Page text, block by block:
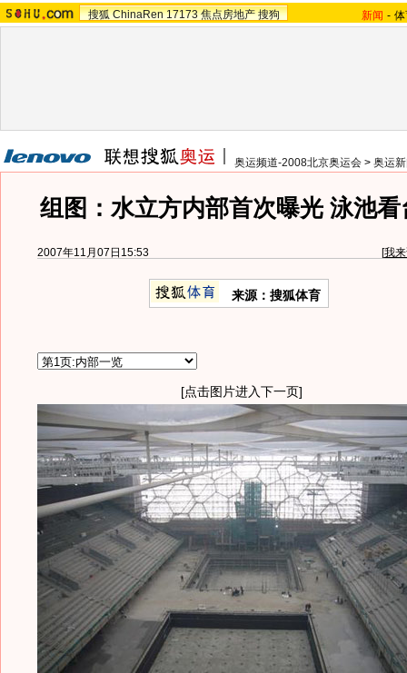
搜狐 ChinaRen 17173 焦点房地产 搜狗 新闻 -
奥运频道-2008北京奥运会 > 奥运
组图：水立方内部首次曝光 泳池
2007年11月07日15:53 [我
来源：搜狐体育
[点击图片进入下一页]